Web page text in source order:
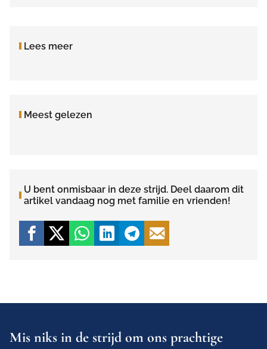
Lees meer
Meest gelezen
U bent onmisbaar in deze strijd. Deel daarom dit
artikel vandaag nog met familie en vrienden!
Mis niks in de strijd om ons prachtige